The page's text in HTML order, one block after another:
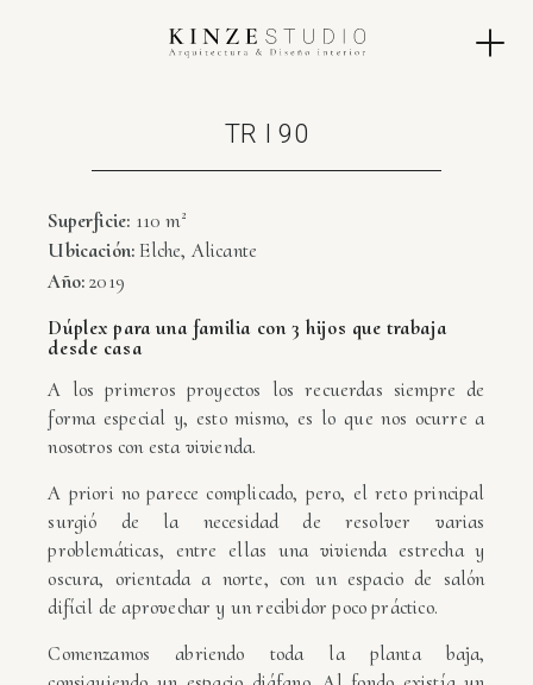
TR I 90
Superficie: 110 m²
Ubicación: Elche, Alicante
Año:2019
Dúplex para una familia con 3 hijos que trabaja
desde casa
A los primeros proyectos los recuerdas siempre de
forma especial y, esto mismo, es lo que nos ocurre a
nosotros con esta vivienda.
A priori no parece complicado, pero, el reto principal
surgió de la necesidad de resolver varias
problemáticas, entre ellas una vivienda estrecha y
oscura, orientada a norte, con un espacio de salón
difícil de aprovechar y un recibidor poco práctico.
Comenzamos abriendo toda la planta baja,